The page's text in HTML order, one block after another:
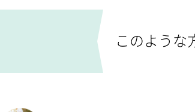
製品規格と最新の安全性限界の突破
料金 エクソソーム点滴・療法
当院の「M2Pエクソソーム™」を裏付ける科学
このような